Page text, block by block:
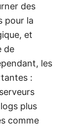
des
pour la
et
de
les
:
plus
comme